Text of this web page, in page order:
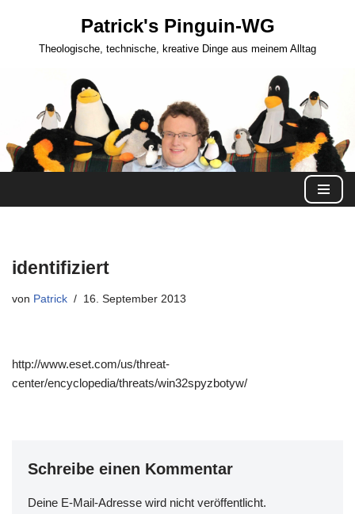
Patrick's Pinguin-WG
Theologische, technische, kreative Dinge aus meinem Alltag
identifiziert
von Patrick 16. September 2013
http://www.eset.com/us/threat-
center/encyclopedia/threats/win32spyzbotyw/
Schreibe einen Kommentar
Deine E-Mail-Adresse wird nicht veröffentlicht.